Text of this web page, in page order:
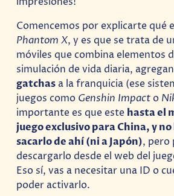
Comencemos por explicarte qué
Phantom X, y es que se trata de
móviles que combina elementos
simulación de vida diaria,
gatchas a la franquicia (ese
juegos como Genshin Impacto
importante es que este hasta el
juego exclusivo para China, y
sacarlo de ahí (ni a Japón), pero
descargarlo desde el web del
Eso sí, vas a necesitar una ID o
poder activarlo.